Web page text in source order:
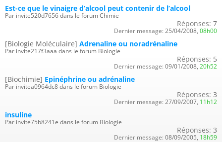
Est-ce que le vinaigre d’alcool peut contenir de l’alcool
Par invite520d7656 dans le forum Chimie
Réponses: 7
Dernier message: 25/04/2008, 08h00
[Biologie Moléculaire] Adrenaline ou noradrénaline
Par invite217f3aaa dans le forum Biologie
Réponses: 5
Dernier message: 09/01/2008, 20h52
[Biochimie] Epinéphrine ou adrénaline
Par invitea0964dc8 dans le forum Biologie
Réponses: 3
Dernier message: 27/09/2007, 11h12
insuline
Par invite75b8241e dans le forum Biologie
Réponses: 3
Dernier message: 08/09/2005, 18h59